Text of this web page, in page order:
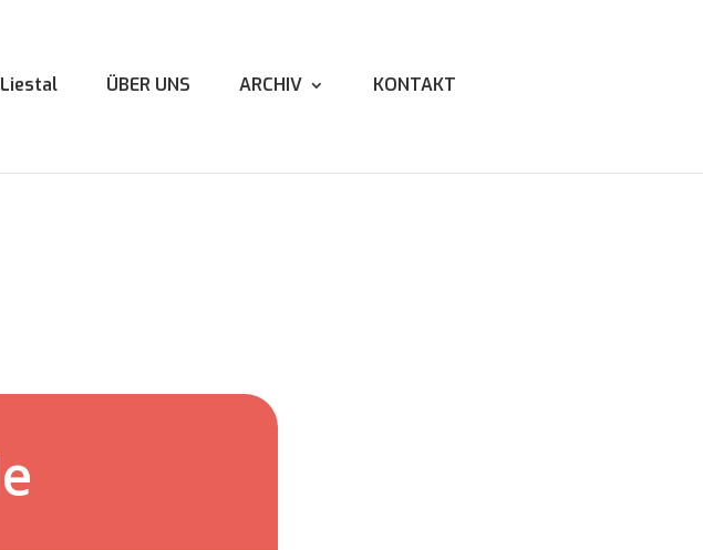
ÜBER UNS ARCHIV KONTAKT